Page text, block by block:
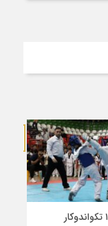
رقابت ۱۴۰ تکواندوکار